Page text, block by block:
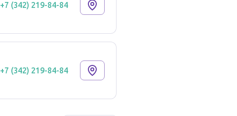
+7 (342) 219-84-84
+7 (342) 219-84-84